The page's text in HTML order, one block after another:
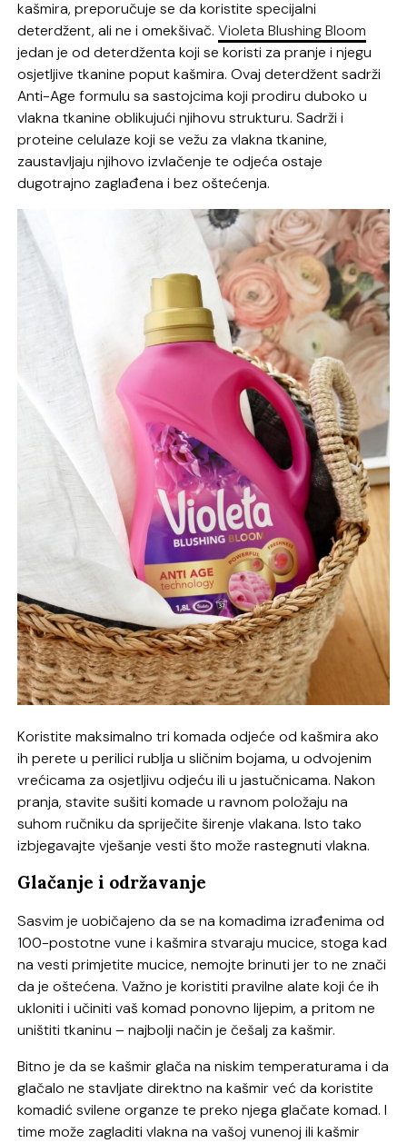
kašmira, preporučuje se da koristite specijalni
deterdžent, ali ne i omekšivač.Violeta Blushing Bloom
jedan je od deterdženta koji se koristi za pranje i njegu
osjetljive tkanine poput kašmira. Ovaj deterdžent sadrži
Anti-Age formulu sa sastojcima koji prodiru duboko u
vlakna tkanine oblikujući njihovu strukturu. Sadrži i
proteine celulaze koji se vežu za vlakna tkanine,
zaustavljaju njihovo izvlačenje te odjeća ostaje
dugotrajno zaglađena i bez oštećenja.
Koristite maksimalno tri komada odjeće od kašmira ako
ih perete u perilici rublja u sličnim bojama, u odvojenim
vrećicama za osjetljivu odjeću ili u jastučnicama. Nakon
pranja, stavite sušiti komade u ravnom položaju na
suhom ručniku da spriječite širenje vlakana. Isto tako
izbjegavajte vješanje vesti što može rastegnuti vlakna.
Glačanje i održavanje
Sasvim je uobičajeno da se na komadima izrađenima od
100-postotne vune i kašmira stvaraju mucice, stoga kad
na vesti primjetite mucice, nemojte brinuti jer to ne znači
da je oštećena. Važno je koristiti pravilne alate koji će ih
ukloniti i učiniti vaš komad ponovno lijepim, a pritom ne
uništiti tkaninu – najbolji način je češalj za kašmir.
Bitno je da se kašmir glača na niskim temperaturama i da
glačalo ne stavljate direktno na kašmir već da koristite
komadić svilene organze te preko njega glačate komad. I
time može zagladiti vlakna na vašoj vunenoj ili kašmir